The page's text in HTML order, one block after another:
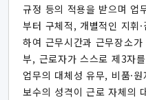
규정 등의 적용을 받으며 업
부터 구체적, 개별적인 지휘
하여 근무시간과 근무장소
부, 근로자가 스스로 제3자
업무의 대체성 유무, 비품·
보수의 성격이 근로 자체의